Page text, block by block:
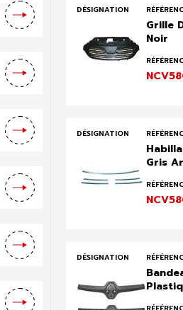
DÉSIGNATION
Grille
Noir
DÉSIGNATION
Gris
DÉSIGNATION